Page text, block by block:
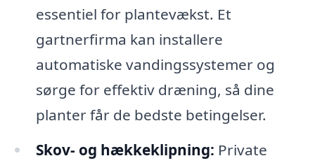
essentiel for plantevækst. Et
gartnerfirma kan installere
automatiske vandingssystemer og
sørge for effektiv dræning, så dine
planter får de bedste betingelser.
Skov- og hækkeklipning: Private